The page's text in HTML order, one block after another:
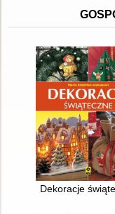
Dekoracje